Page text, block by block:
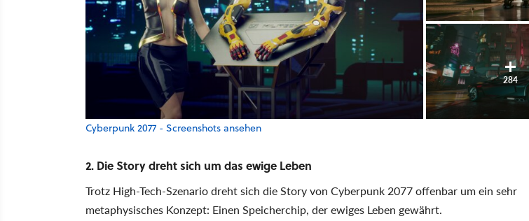
284
Cyberpunk 2077 - Screenshots ansehen
2. Die Story dreht sich um das ewige Leben
Trotz High-Tech-Szenario dreht sich die Story von Cyberpunk 2077 offenbar um ein sehr
metaphysisches Konzept: Einen Speicherchip, der ewiges Leben gewährt.